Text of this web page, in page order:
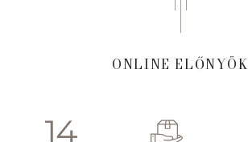
ONLINE ELŐNYÖK